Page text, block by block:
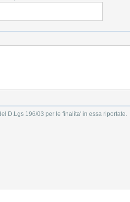
D.Lgs 196/03 per le finalita' in essa riportate.